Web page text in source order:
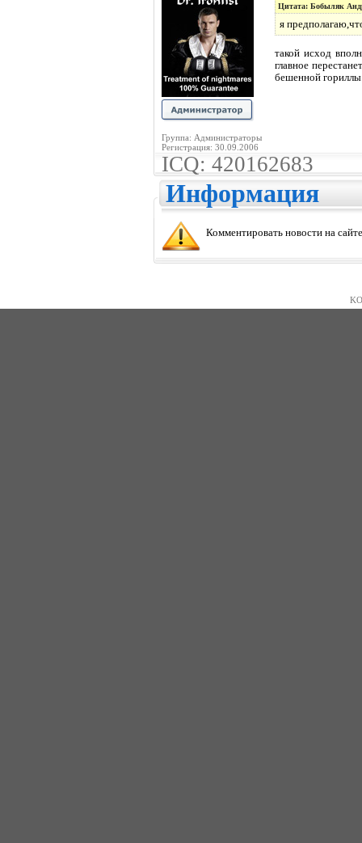
Группа: Администраторы
Регистрация: 30.09.2006
Цитата: Бобыляк
я
такой исход
главное
бешенной
ICQ: 420162683
Информация
Комментировать новости на